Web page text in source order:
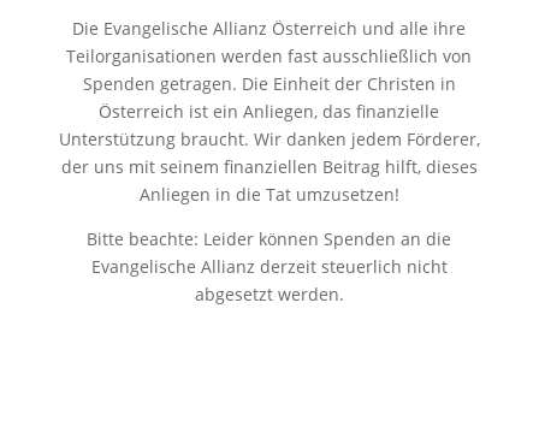
Die Evangelische Allianz Österreich und alle ihre
Teilorganisationen werden fast ausschließlich von
Spenden getragen. Die Einheit der Christen in
Österreich ist ein Anliegen, das finanzielle
Unterstützung braucht. Wir danken jedem Förderer,
der uns mit seinem finanziellen Beitrag hilft, dieses
Anliegen in die Tat umzusetzen!
Bitte beachte: Leider können Spenden an die
Evangelische Allianz derzeit steuerlich nicht
abgesetzt werden.